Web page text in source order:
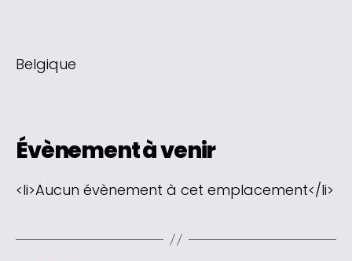
Belgique
Évènement à venir
<li>Aucun évènement à cet emplacement</li>